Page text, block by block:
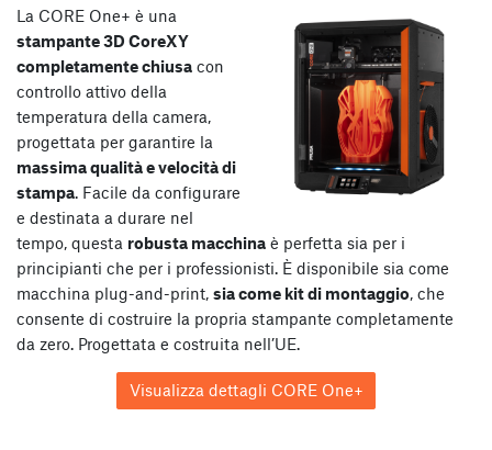
La CORE One+ è una
stampante 3D CoreXY
completamente chiusa con
controllo attivo della
temperatura della camera,
progettata per garantire la
massima qualità e velocità di
stampa. Facile da configurare
e destinata a durare nel
tempo, questa robusta macchina è perfetta sia per i
principianti che per i professionisti. È disponibile sia come
macchina plug-and-print, sia come kit di montaggio, che
consente di costruire la propria stampante completamente
da zero. Progettata e costruita nell’UE.
Visualizza dettagli CORE One+